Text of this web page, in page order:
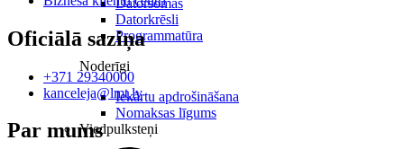
Datorkrēsli
Programmatūra
Noderīgi
Iekārtu apdrošināšana
Nomaksas līgums
Viedpulksteņi
Oficiālā saziņa
+371 29340000
kanceleja@lmt.lv
Par mums